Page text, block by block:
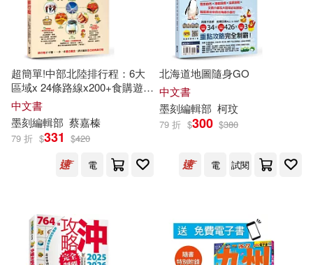
《意林·作文素材》編輯部(42)
康鑑文化編輯部(42)
愛生活編輯部(42)
SH美化家庭編輯部(40)
《故事會》編輯部編(39)
暢談國際文化(55)
文化藝術出版社(54)
高談文化(54)
中國金融出版社(53)
目川文化數位股份有限公司(52)
超簡單!中部北陸排行程：6大
區域x 24條路線x200+食購遊宿
一次串聯!1~2日行程讓新手或
玩家都能輕鬆自由行
中文書
墨刻編輯部 蔡嘉榛
79 折 $331 $420
電
北海道地圖隨身GO
中文書
墨刻編輯部 柯玟
79 折 $300 $380
電 試閱